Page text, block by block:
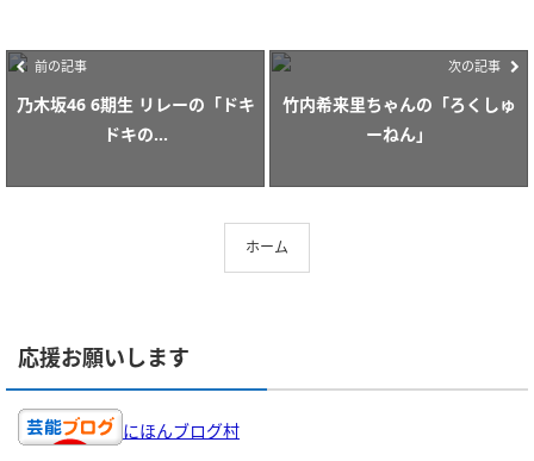
前の記事
乃木坂46 6期生 リレーの「ドキ
ドキの...
次の記事
竹内希来里ちゃんの「ろくしゅ
ーねん」
ホーム
応援お願いします
にほんブログ村